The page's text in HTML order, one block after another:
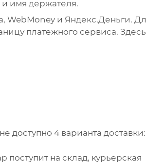
и имя держателя.
WebMoney и Яндекс.Деньги.
платежного сервиса. Здесь
доступно 4 варианта доставки:
поступит на склад, курьерская